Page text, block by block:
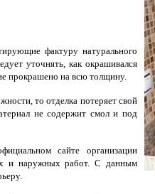
фактуру натурального
уточнять, как окрашивался
прокрашено на всю толщину.
то отделка потеряет свой
не содержит смол и под
сайте организации
и наружных работ. С данным